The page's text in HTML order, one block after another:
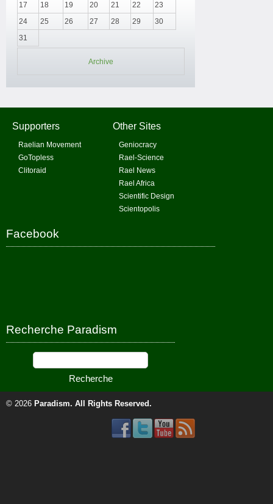
17
18 19 20 21 22
23
24
25 26 27 28 29
30
31
Archive
Supporters
Raelian Movement
GoTopless
Clitoraid
Other Sites
Geniocracy
Rael-Science
Rael News
Rael Africa
Scientific Design
Scientopolis
Facebook
Recherche Paradism
© 2026 Paradism. All Rights Reserved.